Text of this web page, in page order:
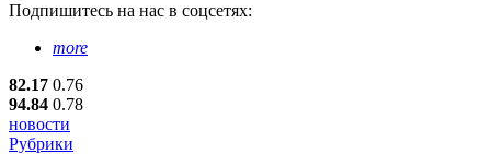
Подпишитесь на нас в соцсетях:
more
82.17 0.76
94.84 0.78
новости
Рубрики